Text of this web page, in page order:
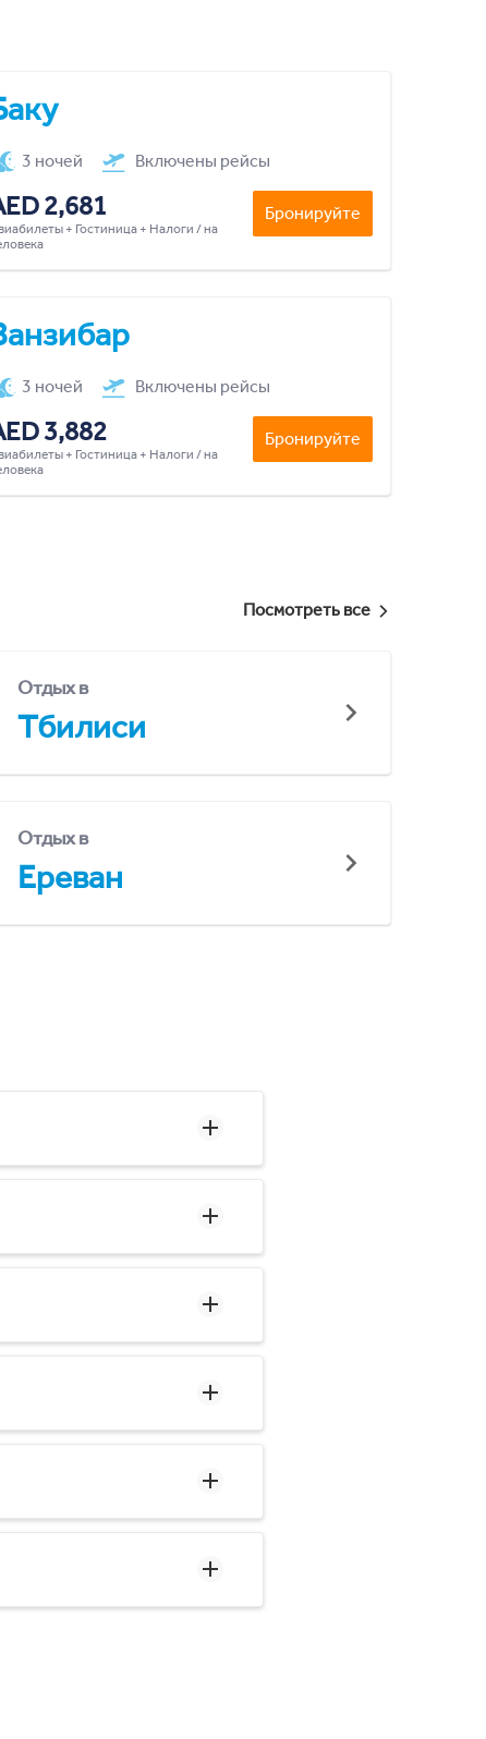
3 ночей Включены рейсы
2,681
+ Гостиница + Налоги / на
Бронируйте
3 ночей Включены рейсы
3,882
+ Гостиница + Налоги / на
Бронируйте
Посмотреть все
Отдых в
Тбилиси
Отдых в
Ереван